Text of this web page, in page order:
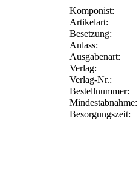
Komponist:
Artikelart:
Besetzung:
Anlass:
Ausgabenart:
Verlag:
Verlag-Nr.:
Bestellnummer:
Mindestabnahme:
Besorgungszeit: